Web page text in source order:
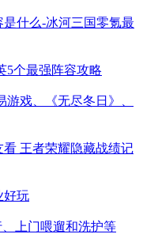
什么-冰河三国零氪最
5个最强阵容攻略
戏、《无尽冬日》、
王者荣耀隐藏战绩记
好玩
上门喂遛和洗护等